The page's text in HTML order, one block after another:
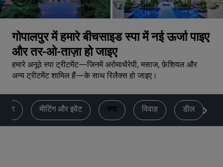
गोपालपुर में हमारे बीचसाइड स्पा में नई ऊर्जा पाइए
और तर-ओ-ताज़ा हो जाइए
हमारे अनूठे स्पा ट्रीटमेंट—जिनमें अरोमाथैरेपी, मसाज, फ़ेशियल और
अन्य ट्रीटमेंट शामिल हैं—के साथ रिलैक्स हो जाइए।
मीटिंग और इवेंट स्पा विवाह डील